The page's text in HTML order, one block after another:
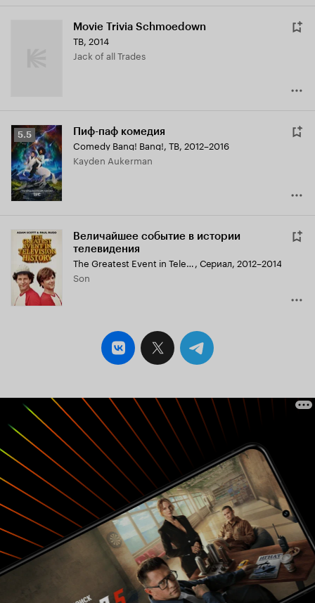
Movie Trivia Schmoedown
ТВ, 2014
Jack of all Trades
Рейтинг
Кинопоиска
5.5
5.5 Пиф-паф комедия
Comedy Bang! Bang!, ТВ, 2012–2016
Kayden Aukerman
Величайшее событие в истории
телевидения
The Greatest Event in Television History, Сериал, 2012–2014
Son